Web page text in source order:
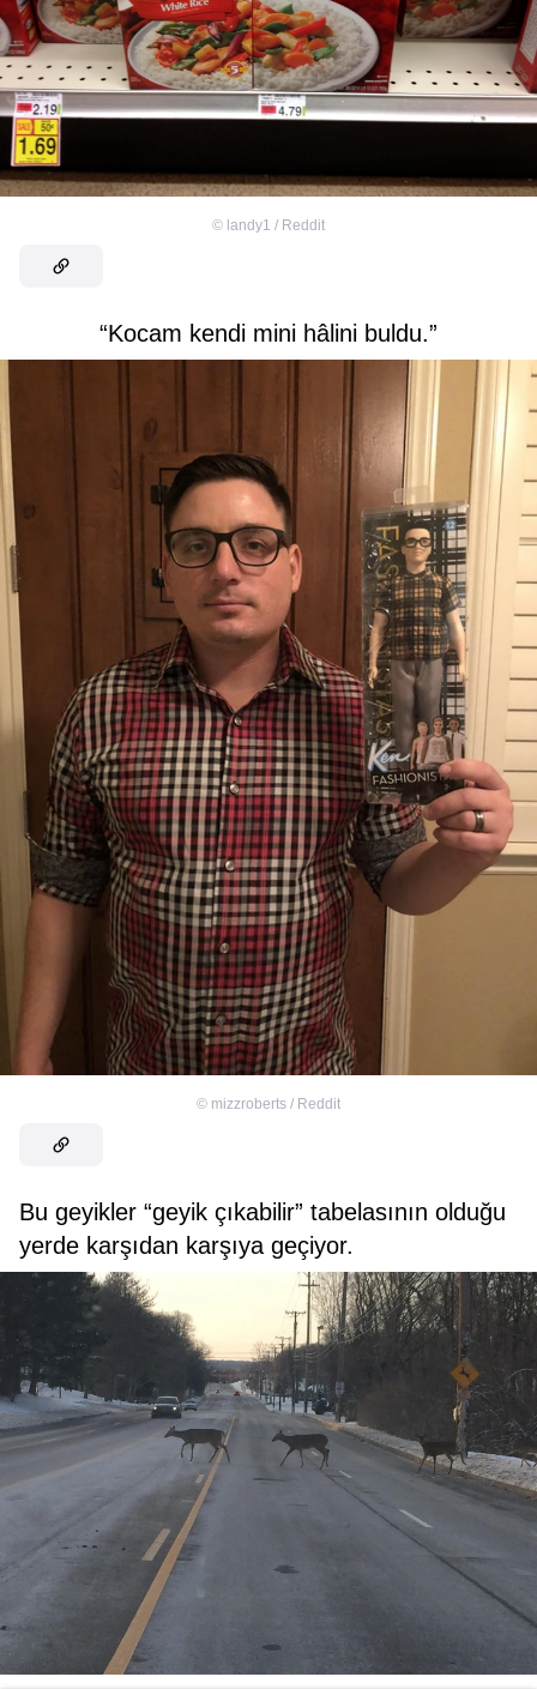
© landy1 / Reddit
“Kocam kendi mini hâlini buldu.”
© mizzroberts / Reddit
Bu geyikler “geyik çıkabilir” tabelasının olduğu
yerde karşıdan karşıya geçiyor.